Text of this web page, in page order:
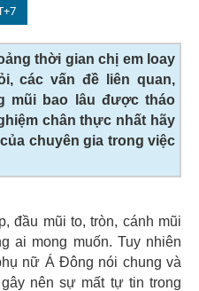
thời gian chị em loay
các vấn đề liên quan,
mũi bao lâu được tháo
chân thực nhất hãy
chuyên gia trong việc
đầu mũi to, tròn, cánh mũi
ai mong muốn. Tuy nhiên
nữ Á Đông nói chung và
nên sự mất tự tin trong